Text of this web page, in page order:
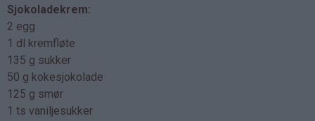
Sjokoladekrem:
2 egg
1 dl kremfløte
135 g sukker
50 g kokesjokolade
125 g smør
1 ts vaniljesukker